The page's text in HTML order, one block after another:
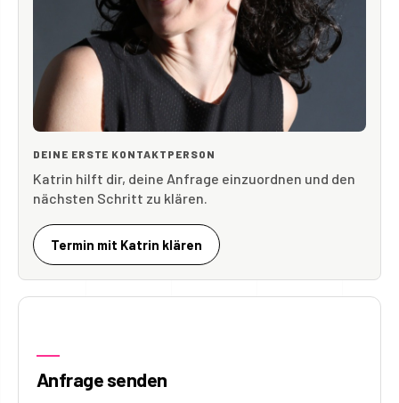
DEINE ERSTE KONTAKTPERSON
Katrin hilft dir, deine Anfrage einzuordnen und den
nächsten Schritt zu klären.
Termin mit Katrin klären
Anfrage senden